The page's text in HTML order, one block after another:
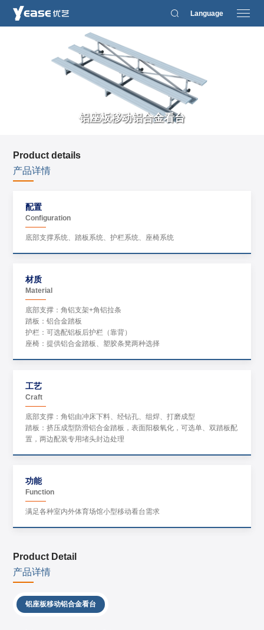
Language
铝座板移动铝合金看台
Product details
产品详情
配置
Configuration
底部支撑系统、踏板系统、护栏系统、座椅系统
材质
Material
底部支撑：角铝支架+角铝拉条
踏板：铝合金踏板
护栏：可选配铝板后护栏（靠背）
座椅：提供铝合金踏板、塑胶条凳两种选择
工艺
Craft
底部支撑：角铝由冲床下料、经钻孔、组焊、打磨成型
踏板：挤压成型防滑铝合金踏板，表面阳极氧化，可选单、双踏板配
置，两边配装专用堵头封边处理
功能
Function
满足各种室内外体育场馆小型移动看台需求
Product Detail
产品详情
铝座板移动铝合金看台